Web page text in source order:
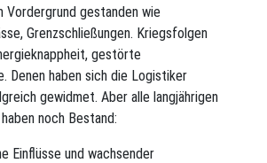
Vordergrund gestanden wie
Grenzschließungen. Kriegsfolgen
gestörte
Denen haben sich die Logistiker
gewidmet. Aber alle langjährigen
noch Bestand:
Einflüsse und wachsender